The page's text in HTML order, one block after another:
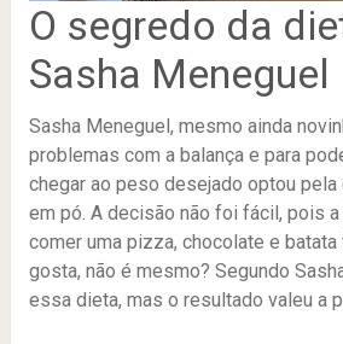
O segredo da
Sasha Meneguel
Sasha Meneguel, mesmo ainda
problemas com a balança e para
chegar ao peso desejado optou
em pó. A decisão não foi fácil, pois
comer uma pizza, chocolate e batata
gosta, não é mesmo? Segundo
essa dieta, mas o resultado valeu a